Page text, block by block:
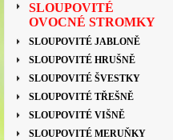
SLOUPOVITÉ
OVOCNÉ STROMKY
SLOUPOVITÉ JABLONĚ
SLOUPOVITÉ HRUŠNĚ
SLOUPOVITÉ ŠVESTKY
SLOUPOVITÉ TŘEŠNĚ
SLOUPOVITÉ VIŠNĚ
SLOUPOVITÉ MERUŇKY